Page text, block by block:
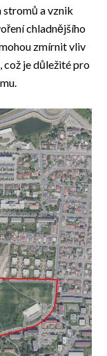
a vznik
chladnějšího
zmírnit vliv
je důležité pro